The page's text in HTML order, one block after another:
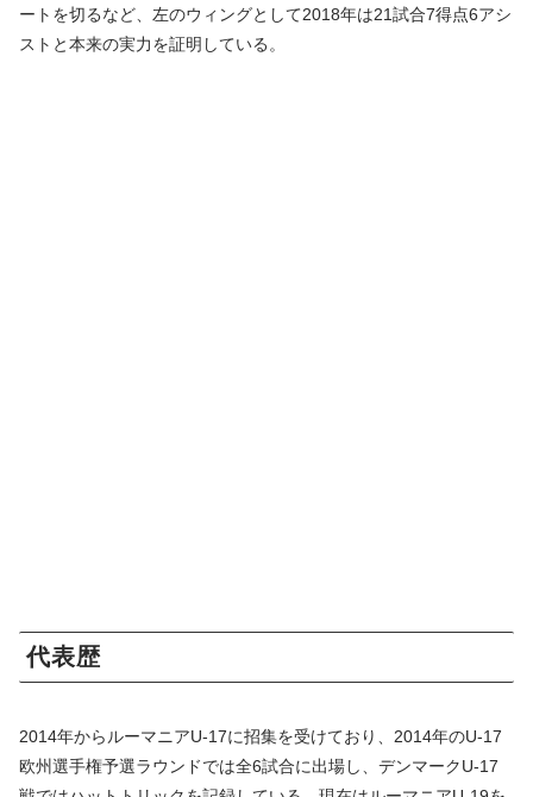
ートを切るなど、左のウィングとして2018年は21試合7得点6アシ
ストと本来の実力を証明している。
代表歴
2014年からルーマニアU-17に招集を受けており、2014年のU-17
欧州選手権予選ラウンドでは全6試合に出場し、デンマークU-17